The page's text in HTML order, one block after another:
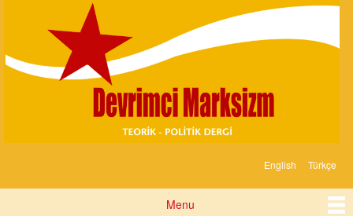
content
Marksizm
English Türkçe
Menu